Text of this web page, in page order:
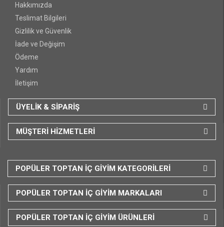
Hakkımızda
Teslimat Bilgileri
Gizlilik ve Güvenlik
İade ve Değişim
Ödeme
Yardım
İletişim
ÜYELİK & SİPARİŞ
MÜŞTERİ HİZMETLERİ
POPÜLER TOPTAN İÇ GİYİM KATEGORİLERİ
POPÜLER TOPTAN İÇ GİYİM MARKALARI
POPÜLER TOPTAN İÇ GİYİM ÜRÜNLERİ